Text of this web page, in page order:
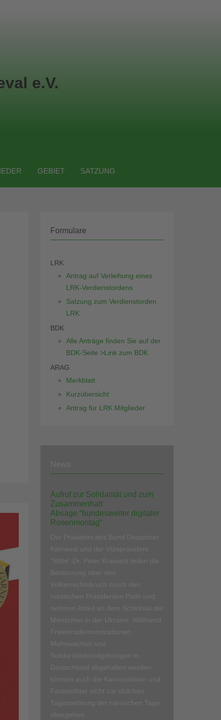
e.V.
GEBIET SATZUNG
Formulare
LRK
Antrag auf Verleihung eines
LRK-Verdienstordens
Satzung zum Verdienstorden
LRK
BDK
Alle Anträge finden Sie auf der
BDK-Seite >Link zum BDK
ARAG
Merkblatt
Kurzübersicht
Antrag für LRK Mitglieder
Aufruf zur Solidarität und zum
Zusammenhalt
Absage “bundesweiter digitaler
Rosenmontag“